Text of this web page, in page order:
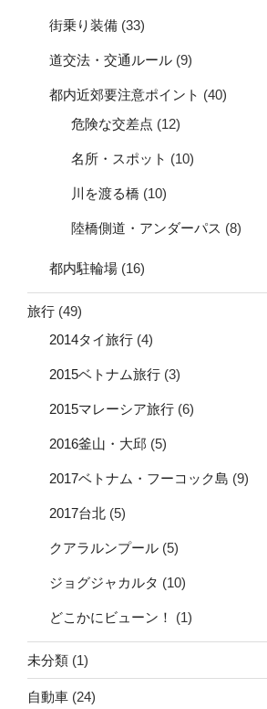
街乗り装備 (33)
道交法・交通ルール (9)
都内近郊要注意ポイント (40)
危険な交差点 (12)
名所・スポット (10)
川を渡る橋 (10)
陸橋側道・アンダーパス (8)
都内駐輪場 (16)
旅行 (49)
2014タイ旅行 (4)
2015ベトナム旅行 (3)
2015マレーシア旅行 (6)
2016釜山・大邱 (5)
2017ベトナム・フーコック島 (9)
2017台北 (5)
クアラルンプール (5)
ジョグジャカルタ (10)
どこかにビューン！ (1)
未分類 (1)
自動車 (24)